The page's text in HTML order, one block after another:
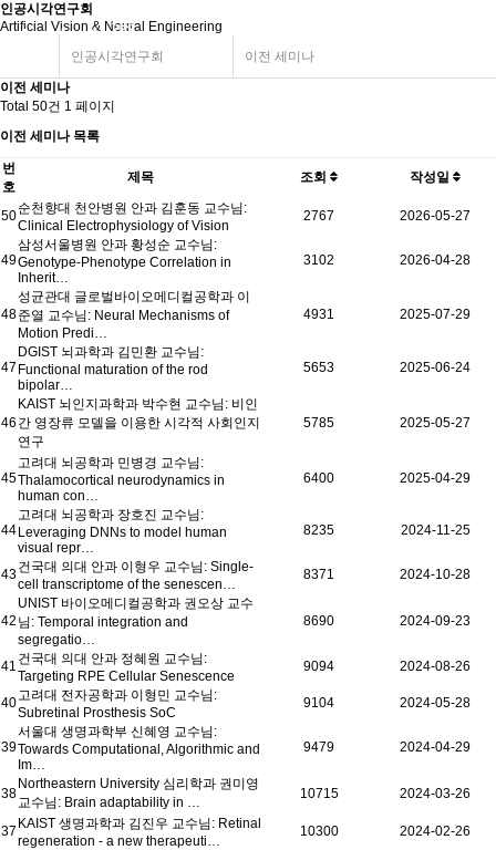
인공시각연구회
Artificial Vision & Neural Engineering
인공시각연구회
이전 세미나
이전 세미나
Total 50건 1 페이지
이전 세미나 목록
번
호
제목 조회 작성일
50순천향대 천안병원 안과 김훈동 교수님:
Clinical Electrophysiology of Vision
2767 2026-05-27
49
삼성서울병원 안과 황성순 교수님:
Genotype-Phenotype Correlation in
Inherit…
3102 2026-04-28
48
성균관대 글로벌바이오메디컬공학과 이
준열 교수님: Neural Mechanisms of
Motion Predi…
4931 2025-07-29
47
DGIST 뇌과학과 김민환 교수님:
Functional maturation of the rod
bipolar…
5653 2025-06-24
46
KAIST 뇌인지과학과 박수현 교수님: 비인
간 영장류 모델을 이용한 시각적 사회인지
연구
5785 2025-05-27
45
고려대 뇌공학과 민병경 교수님:
Thalamocortical neurodynamics in
human con…
6400 2025-04-29
44
고려대 뇌공학과 장호진 교수님:
Leveraging DNNs to model human
visual repr…
8235 2024-11-25
43건국대 의대 안과 이형우 교수님: Single-
cell transcriptome of the senescen…
8371 2024-10-28
42
UNIST 바이오메디컬공학과 권오상 교수
님: Temporal integration and
segregatio…
8690 2024-09-23
41 건국대 의대 안과 정혜원 교수님:
Targeting RPE Cellular Senescence
9094 2024-08-26
40고려대 전자공학과 이형민 교수님:
Subretinal Prosthesis SoC
9104 2024-05-28
39
서울대 생명과학부 신혜영 교수님:
Towards Computational, Algorithmic and
Im…
9479 2024-04-29
38
Northeastern University 심리학과 권미영
교수님: Brain adaptability in …
10715 2024-03-26
37 KAIST 생명과학과 김진우 교수님: Retinal
regeneration - a new therapeuti…
10300 2024-02-26